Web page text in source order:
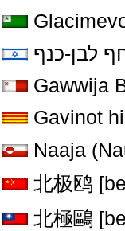
לבן-כנף
Gawwija
Gavinot
Naaja
北极鸥
北極鷗